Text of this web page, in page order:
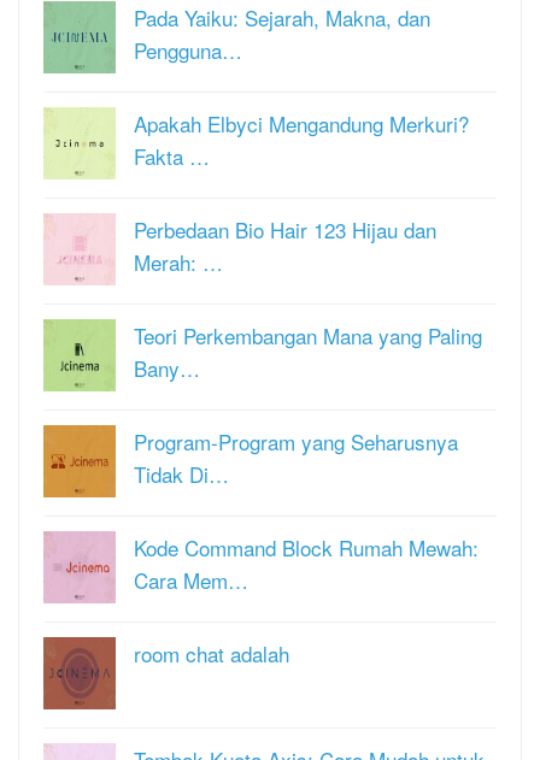
Pada Yaiku: Sejarah, Makna, dan
Pengguna…
Apakah Elbyci Mengandung Merkuri?
Fakta …
Perbedaan Bio Hair 123 Hijau dan
Merah: …
Teori Perkembangan Mana yang Paling
Bany…
Program-Program yang Seharusnya
Tidak Di…
Kode Command Block Rumah Mewah:
Cara Mem…
room chat adalah